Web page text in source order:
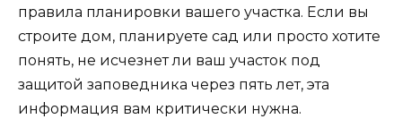
правила планировки вашего участка. Если вы
строите дом, планируете сад или просто хотите
понять, не исчезнет ли ваш участок под
защитой заповедника через пять лет, эта
информация вам критически нужна.